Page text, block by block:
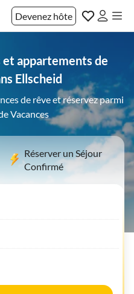
Devenez hôte
et appartements de
Ellscheid
de rêve et réservez parmi
Vacances
Réserver un Séjour
Confirmé